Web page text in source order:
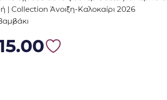
| Collection Άνοιξη-Καλοκαίρι 2026
€30.00.€15.00.